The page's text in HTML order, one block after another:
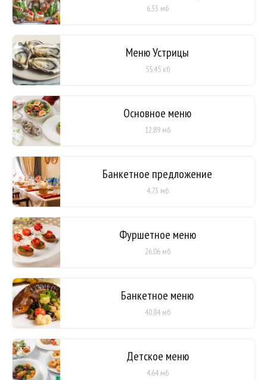
6.33 мб
Меню Устрицы
55.45 кб
Основное меню
12.89 мб
Банкетное предложение
4.73 мб
Фуршетное меню
26.06 мб
Банкетное меню
40.84 мб
Детское меню
4.64 мб